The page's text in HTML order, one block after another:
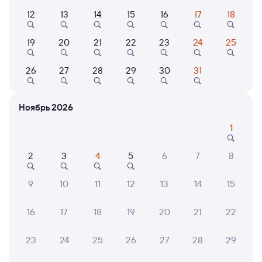
Выберите дату
225А Проходящий
в Адлер
Дни следования ближайшие: 8, 10, 12 августа
12 13 14 15 16 17 18
19 20 21 22 23 24 25
26 27 28 29 30 31
Ноябрь 2026
1
2 3 4 5 6 7 8
9 10 11 12 13 14 15
16 17 18 19 20 21 22
23 24 25 26 27 28 29